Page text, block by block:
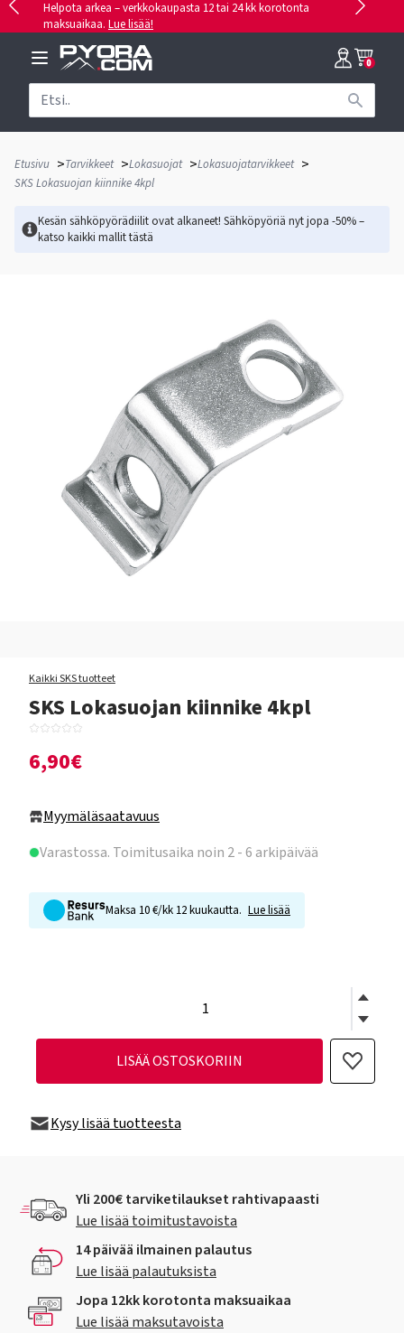
Helpota arkea – verkkokaupasta 12 tai 24 kk korotonta
maksuaikaa. Lue lisää!
0
Etusivu >Tarvikkeet >Lokasuojat >Lokasuojatarvikkeet >
SKS Lokasuojan kiinnike 4kpl
Kesän sähköpyörädiilit ovat alkaneet! Sähköpyöriä nyt jopa -50% –
katso kaikki mallittästä
Kaikki SKS tuotteet
SKS Lokasuojan kiinnike 4kpl
6,90€
Myymäläsaatavuus
Varastossa. Toimitusaika noin 2 - 6 arkipäivää
Maksa 10 €/kk 12 kuukautta. Lue lisää
LISÄÄ OSTOSKORIIN
Kysy lisää tuotteesta
Yli 200€ tarviketilaukset rahtivapaasti
Lue lisää toimitustavoista
14 päivää ilmainen palautus
Lue lisää palautuksista
Jopa 12kk korotonta maksuaikaa
Lue lisää maksutavoista